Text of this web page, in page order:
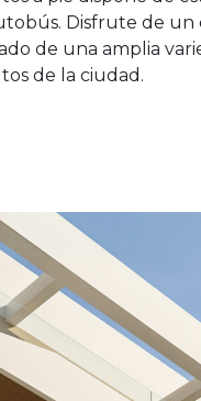
Disfrute de
de una amplia
de la ciudad.